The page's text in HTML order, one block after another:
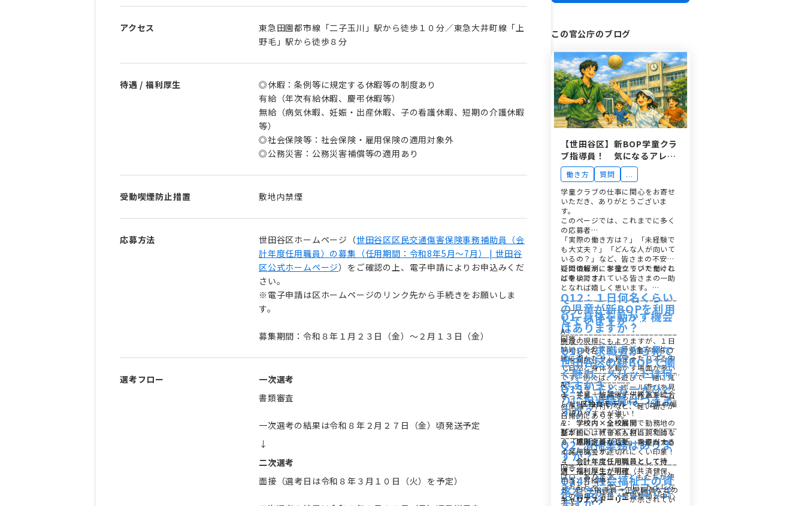
アクセス
東急田園都市線「二子玉川」駅から徒歩１０分／東急大井町線「上
野毛」駅から徒歩８分
待遇 / 福利厚生
◎休暇：条例等に規定する休暇等の制度あり
有給（年次有給休暇、慶弔休暇等）
無給（病気休暇、妊娠・出産休暇、子の看護休暇、短期の介護休暇
等）
◎社会保険等：社会保険・雇用保険の適用対象外
◎公務災害：公務災害補償等の適用あり
受動喫煙防止措置 敷地内禁煙
応募方法 世田谷区ホームページ（世田谷区区民交通傷害保険事務補助員（会
計年度任用職員）の募集（任用期間：令和8年5月～7月） | 世田谷
区公式ホームページ）をご確認の上、電子申請によりお申込みくだ
さい。
※電子申請は区ホームページのリンク先から手続きをお願いしま
す。
募集期間：令和８年１月２３日（金）～２月１３日（金）
選考フロー
一次選考
書類審査
一次選考の結果は令和８年２月２７日（金）頃発送予定
↓
二次選考
面接（選考日は令和８年３月１０日（火）を予定）
この官公庁のブログ
【世田谷区】新BOP学童クラ
ブ指導員！ 気になるアレコ
レ ぜんぶ答えます！よくあ
る質問、まとめてみました！
働き方 質問
...
学童クラブの仕事に関心をお寄せ
いただき、ありがとうございま
す。
このページでは、これまでに多く
の応募者…
「実際の働き方は？」「未経験で
も大丈夫？」「どんな人が向いて
いるの？」など、皆さまの不安や
疑問の解消にお役立ていただけれ
ば幸いです。
この情報が、学童クラブで働くこ
とを検討されている皆さまの一助
となれば嬉しく思います。
_________________________
_______________
Q1. 身体を動かす機会
はありますか？
回答：
はい、あります。子どもたちと一
緒に遊んだり、見守ったりする中
で自然と身体を動かす場面が多い
です。例えば、外遊びで一緒に鬼
ごっこをしたり、ボール遊びを見
守ったり、室内でも工作やゲーム
の準備・片付けなど、軽い動きが
日常的にあります。
_________________________
_______________
Q2. 清掃業務はありま
すか？
回答：
はい、あります。子どもたちが使
うおもちゃ、テーブル、トイレな
どの簡単な清掃・整理整頓が中心
Q12：１日何名くらい
の児童が新BOPを利用
していますか？
A：
施設の規模にもよりますが、１日
平均100名くらいの児童が新ＢＯ
Ｐを利用しております。
_________________________
_______________
Q13：子ども一人ひと
りに担当職員はつきま
すか？
A：
基本的には「子ども担当」ではな
く「場所」や「活動」を担当する
イメージです。
_________________________
_______________
Q14：社会福祉士の資
格を活かすことはでき
_________________________
_______________
Q19：求職者から見て
世田谷区の新BOPで働
く魅力、メリットは何
ですか？
A：
１ 学童＋放課後子供教室を統合
した“区独自モデル”で、仕事の幅
と語りやすさが強い！
２学校内×全校展開で勤務地の
型が揃い、教育系人材に親和的！
３原則定員なしで、需要が大き
く採用機会が途切れにくい印象！
４会計年度任用職員として待
遇・福利厚生が明確 （共済健保、
手当、昇給等）
５ PP→指導員→正規職員などの
キャリアストーリーが示されてい